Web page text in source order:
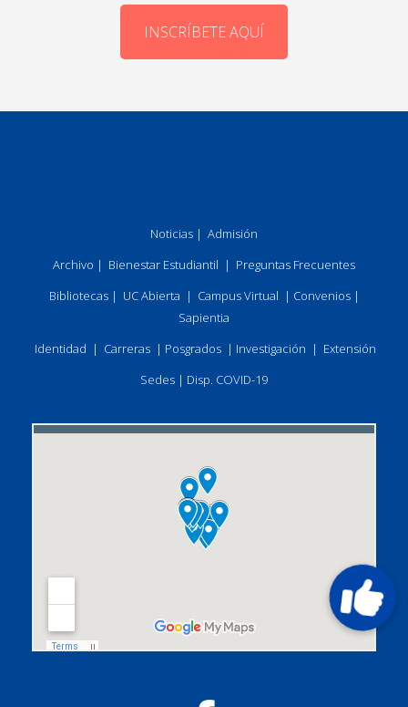
INSCRÍBETE AQUÍ
Noticias | Admisión
Archivo | Bienestar Estudiantil | Preguntas Frecuentes
Bibliotecas| UC Abierta | Campus Virtual | Convenios|
Sapientia
Identidad | Carreras | Posgrados | Investigación | Extensión
Sedes | Disp. COVID-19